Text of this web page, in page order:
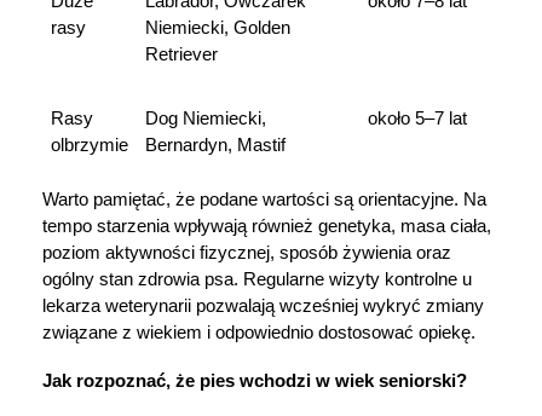
rasy
Niemiecki, Golden
Retriever
Rasy
olbrzymie
Dog Niemiecki,
Bernardyn, Mastif
około 5–7 lat
Warto pamiętać, że podane wartości są orientacyjne. Na
tempo starzenia wpływają również genetyka, masa ciała,
poziom aktywności fizycznej, sposób żywienia oraz
ogólny stan zdrowia psa. Regularne wizyty kontrolne u
lekarza weterynarii pozwalają wcześniej wykryć zmiany
związane z wiekiem i odpowiednio dostosować opiekę.
Jak rozpoznać, że pies wchodzi w wiek seniorski?